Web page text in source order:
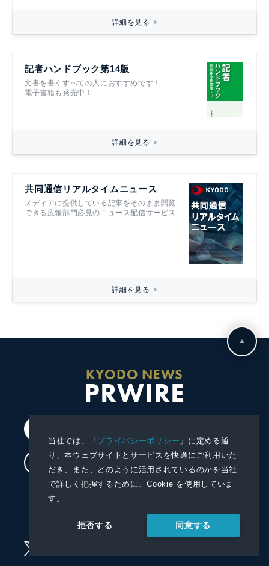
当社では、「プライバシーポリシー 」に定める通
り、本ウェブサイトとサービスを快適にご利用いた
だき、また、どのように活用されているのかを当社
で詳しく把握するために、Cookie を使用していま
す。
拒否する 同意する
詳細を見る
記者ハンドブック第14版
文書を書くすべての人におすすめです！
電子書籍も発売中！
詳細を見る
共同通信リアルタイムニュース
メディアに提供している記事をそのまま閲覧
できる広報部門必見のニュース配信サービス
詳細を見る
KYODO NEWS
PRWIRE
ログイン
プレスリリースを受信する